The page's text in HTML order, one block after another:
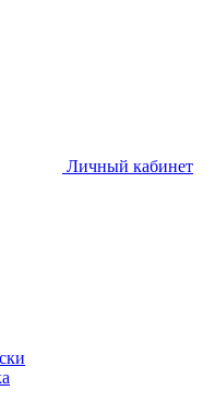
Личный кабинет